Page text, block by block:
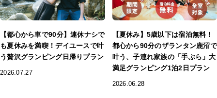
【都心から車で90分】連休ナシで
も夏休みを満喫！デイユースで叶
う贅沢グランピング日帰りプラン
2026.07.27
【夏休み】5歳以下は宿泊無料！
都心から90分のザランタン鹿沼で
叶う、子連れ家族の「手ぶら」大
満足グランピング1泊2日プラン
2026.06.28